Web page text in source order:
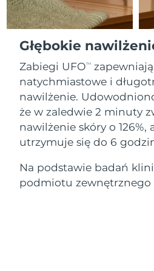
Głębokie
Zabiegi UFOTM
natychmiastowe i
nawilżenie.
że w zaledwie 2 minuty
nawilżenie skóry o 126%,
utrzymuje się do 6
Na podstawie badań
podmiotu zewnętrznego
All revitalizing eye
Advanced pore
Serum
For healthy hair
issa™ Teeth
18% PAP
Kosmetyki
O NAS
Gibraltar
Grecja
SRA Hongkong
(Chiny)
Węgry
Indonezja